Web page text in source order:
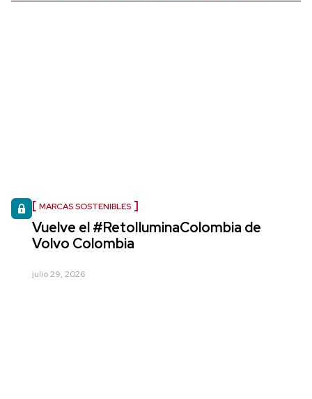
MARCAS SOSTENIBLES
Vuelve el #RetoIluminaColombia de
Volvo Colombia
julio 29, 2026